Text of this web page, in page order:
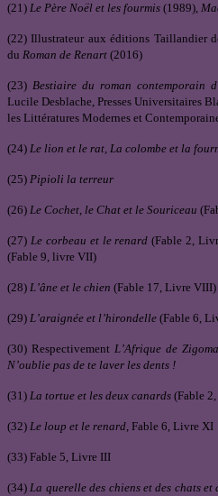
(21) Le Père Noël et les fourmis (1989),
(22) Illustrateur aux éditions Taillandier
du Roman de Renart (2016)
(23) Bestiaire du roman contemporain
Lucile Desblache, Presses Universitaires
les Littératures Modernes et
(24) Le lion et le rat, La colombe et la
(25) Pipioli la terreur
(26) Le Cochet, le Chat et le Souriceau
(27) Le corbeau et le renard (Fable 2,
(Fable 9, livre VII)
(28) L’âne et le chien (Fable 17, Livre VIII)
(29) L’araignée et l’hirondelle (Fable 6,
(30) Respectivement L’Afrique de
N’oublie pas de te laver les dents !
(31) La tortue et les deux canards (Fable
(32) Le loup et le renard, Fable 6, Livre XI
(33) Fable 5, Livre III
(34)La querelle des chiens et des chats et